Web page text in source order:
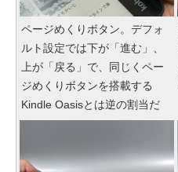
ページめくりボタン。デフォ
ルト設定では下が「進む」、
上が「戻る」で、同じくペー
ジめくりボタンを搭載する
Kindle Oasisとは逆の割当だ